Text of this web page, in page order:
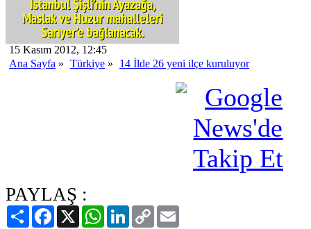
15 Kasım 2012, 12:45
Ana Sayfa » Türkiye » 14 İlde 26 yeni ilçe kuruluyor
PAYLAŞ :
PaylaşFacebook
X WhatsAppLinkedIn
Copy
Link